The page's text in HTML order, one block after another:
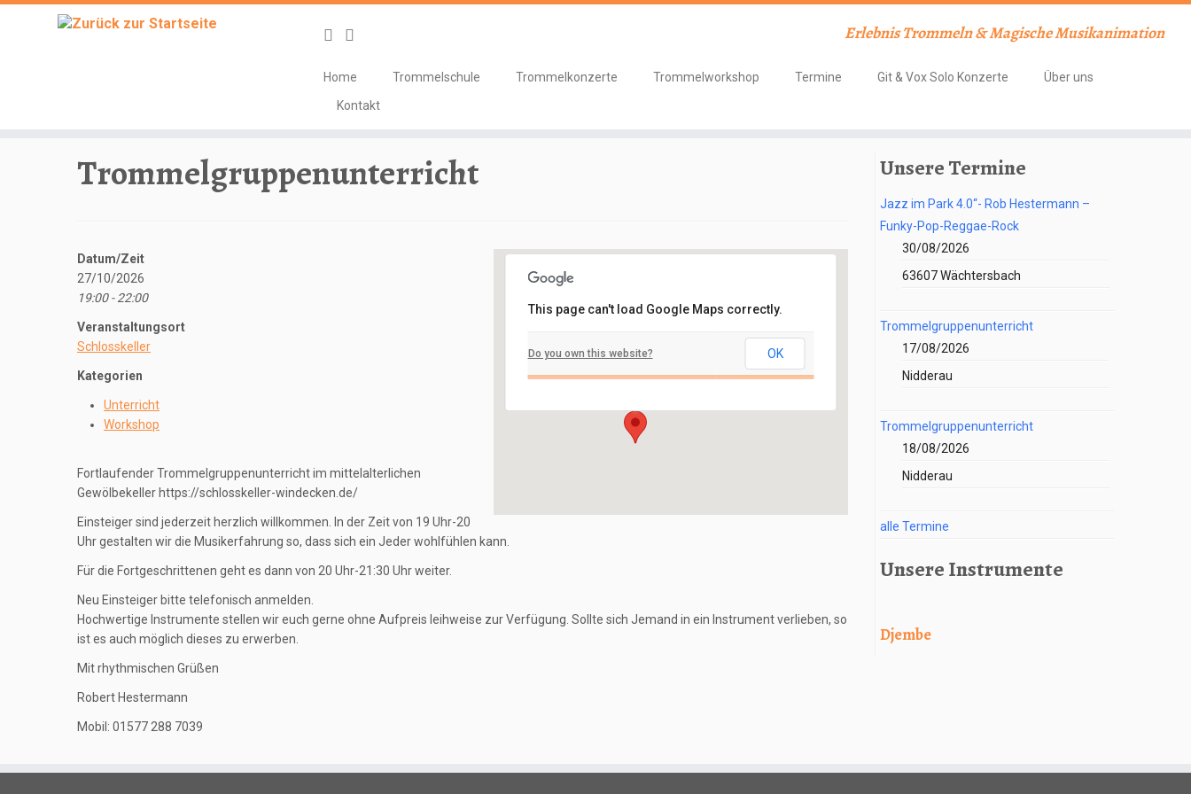
Erlebnis Trommeln & Magische Musikanimation
Home Trommelschule Trommelkonzerte Trommelworkshop Termine Git & Vox Solo Konzerte
Über uns
Kontakt
Trommelgruppenunterricht
Veranstaltungen
This page can't load Google Maps correctly.
Do you own this website? OK
Datum/Zeit
27/10/2026
19:00 - 22:00
Veranstaltungsort
Schlosskeller
Kategorien
Unterricht
Workshop
Fortlaufender Trommelgruppenunterricht im mittelalterlichen
Gewölbekeller https://schlosskeller-windecken.de/
Einsteiger sind jederzeit herzlich willkommen. In der Zeit von 19 Uhr-20
Uhr gestalten wir die Musikerfahrung so, dass sich ein Jeder wohlfühlen kann.
Für die Fortgeschrittenen geht es dann von 20 Uhr-21:30 Uhr weiter.
Neu Einsteiger bitte telefonisch anmelden.
Hochwertige Instrumente stellen wir euch gerne ohne Aufpreis leihweise zur Verfügung. Sollte sich Jemand in ein Instrument verlieben, so
ist es auch möglich dieses zu erwerben.
Mit rhythmischen Grüßen
Robert Hestermann
Mobil: 01577 288 7039
Unsere Termine
Jazz im Park 4.0“- Rob Hestermann –
Funky-Pop-Reggae-Rock
30/08/2026
63607 Wächtersbach
Trommelgruppenunterricht
17/08/2026
Nidderau
Trommelgruppenunterricht
18/08/2026
Nidderau
alle Termine
Unsere Instrumente
Djembe